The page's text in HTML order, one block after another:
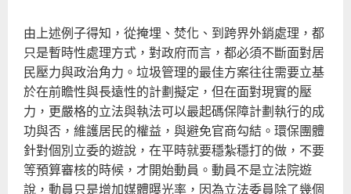
由上述例子得知，從掩埋、焚化、到跨界外銷處理，都
只是暫時性處理方式，對政府而言，都必須不斷面對居
民壓力與政治角力。垃圾管理的最佳方案往往需要立基
於在前瞻性與長遠性的計劃擬定，但在面對現實的壓
力，更嚴格的立法與執法可以最起碼保障計劃執行的成
功與否，維護居民的權益，與避免官商勾結。環保團體
針對個別立委的遊說，在平時就要穩紮穩打的做，不要
等預算審核的時候，才開始動員。動員不是立法院遊
說，動員只是增加媒體曝光率，因為立法委員除了幾個